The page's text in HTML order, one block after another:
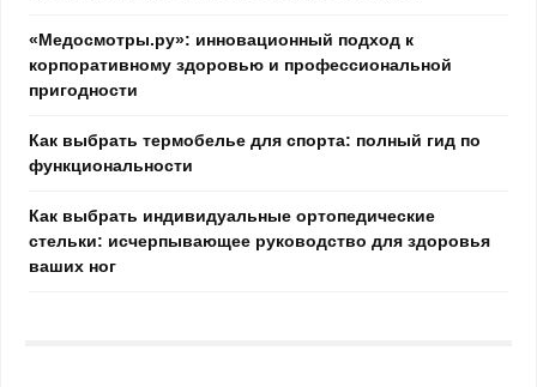
«Медосмотры.ру»: инновационный подход к
корпоративному здоровью и профессиональной
пригодности
Как выбрать термобелье для спорта: полный гид по
функциональности
Как выбрать индивидуальные ортопедические
стельки: исчерпывающее руководство для здоровья
ваших ног